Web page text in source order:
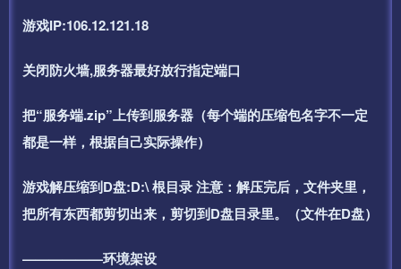
游戏IP:106.12.121.18
关闭防火墙,服务器最好放行指定端口
把“服务端.zip”上传到服务器（每个端的压缩包名字不一定
都是一样，根据自己实际操作）
游戏解压缩到D盘:D:\ 根目录 注意：解压完后，文件夹里，
把所有东西都剪切出来，剪切到D盘目录里。（文件在D盘）
——————环境架设